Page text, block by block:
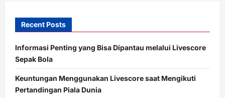
Recent Posts
Informasi Penting yang Bisa Dipantau melalui Livescore
Sepak Bola
Keuntungan Menggunakan Livescore saat Mengikuti
Pertandingan Piala Dunia